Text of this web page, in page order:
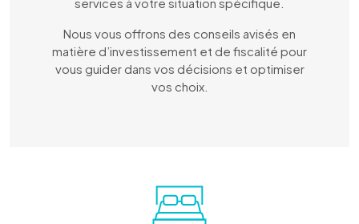
Nous vous offrons des conseils avisés en
matière d’investissement et de fiscalité pour
vous guider dans vos décisions et optimiser
vos choix.